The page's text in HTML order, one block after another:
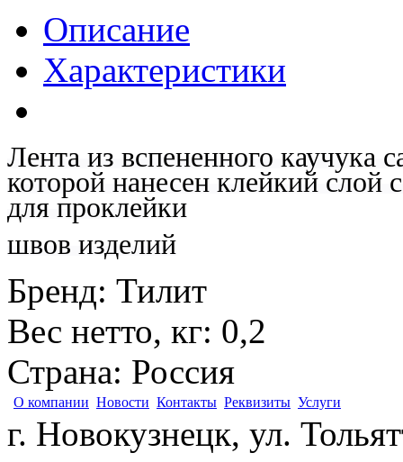
Описание
Характеристики
Лента из вспененного каучука
которой нанесен клейкий слой
для проклейки
швов изделий
Бренд: Тилит
Вес нетто, кг: 0,2
Страна: Россия
О компании Новости Контакты Реквизиты Услуги
г. Новокузнецк, ул.